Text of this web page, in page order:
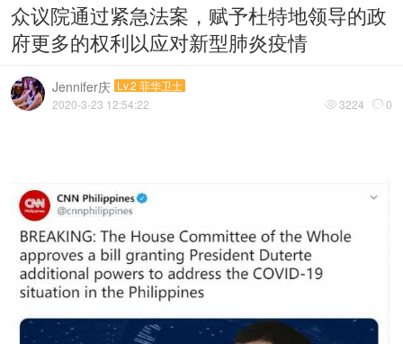
众议院通过紧急法案，赋予杜特地领导的政
府更多的权利以应对新型肺炎疫情
Jennifer庆 Lv.2 菲华卫士
 3224  0
2020-3-23 12:54:22